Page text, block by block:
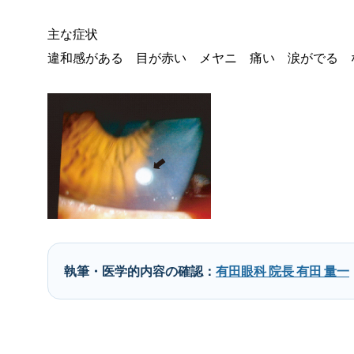
主な症状
違和感がある 目が赤い メヤニ 痛い 涙がでる
執筆・医学的内容の確認： 有田眼科 院長 有田 量一